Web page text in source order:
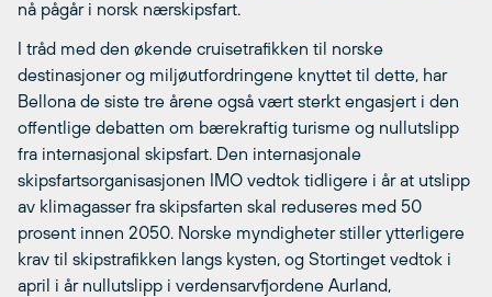
nå pågår i norsk nærskipsfart.
I tråd med den økende cruisetrafikken til norske
destinasjoner og miljøutfordringene knyttet til dette, har
Bellona de siste tre årene også vært sterkt engasjert i den
offentlige debatten om bærekraftig turisme og nullutslipp
fra internasjonal skipsfart. Den internasjonale
skipsfartsorganisasjonen IMO vedtok tidligere i år at utslipp
av klimagasser fra skipsfarten skal reduseres med 50
prosent innen 2050. Norske myndigheter stiller ytterligere
krav til skipstrafikken langs kysten, og Stortinget vedtok i
april i år nullutslipp i verdensarvfjordene Aurland,